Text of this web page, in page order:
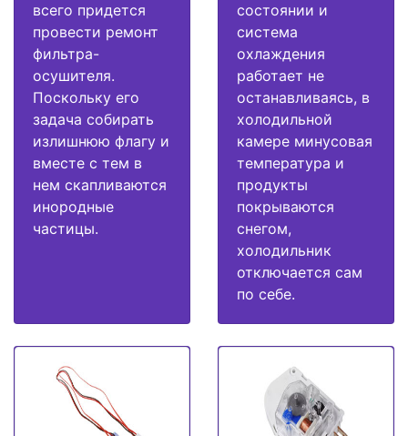
всего придется
провести ремонт
фильтра-
осушителя.
Поскольку его
задача собирать
излишнюю флагу и
вместе с тем в
нем скапливаются
инородные
частицы.
состоянии и
система
охлаждения
работает не
останавливаясь, в
холодильной
камере минусовая
температура и
продукты
покрываются
снегом,
холодильник
отключается сам
по себе.